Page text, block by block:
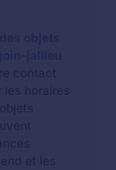
objets
jallieu
contact
horaires
et les